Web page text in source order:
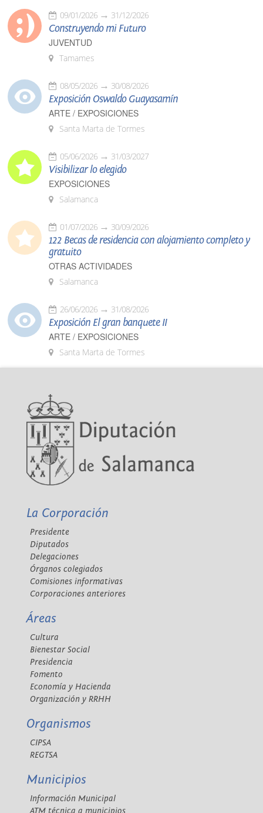
09/01/2026 31/12/2026
Construyendo mi Futuro
JUVENTUD
Tamames
08/05/2026 30/08/2026
Exposición Oswaldo Guayasamín
ARTE / EXPOSICIONES
Santa Marta de Tormes
05/06/2026 31/03/2027
Visibilizar lo elegido
EXPOSICIONES
Salamanca
01/07/2026 30/09/2026
122 Becas de residencia con alojamiento completo y
gratuito
OTRAS ACTIVIDADES
Salamanca
26/06/2026 31/08/2026
Exposición El gran banquete II
ARTE / EXPOSICIONES
Santa Marta de Tormes
La Corporación
Presidente
Diputados
Delegaciones
Órganos colegiados
Comisiones informativas
Corporaciones anteriores
Áreas
Cultura
Bienestar Social
Presidencia
Fomento
Economía y Hacienda
Organización y RRHH
Organismos
CIPSA
REGTSA
Municipios
Información Municipal
ATM técnica a municipios